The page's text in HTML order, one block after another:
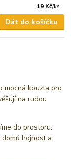
19 Kč/ks
Dát do košíčku
mocná kouzla pro
na rudou
do prostoru.
hojnost a